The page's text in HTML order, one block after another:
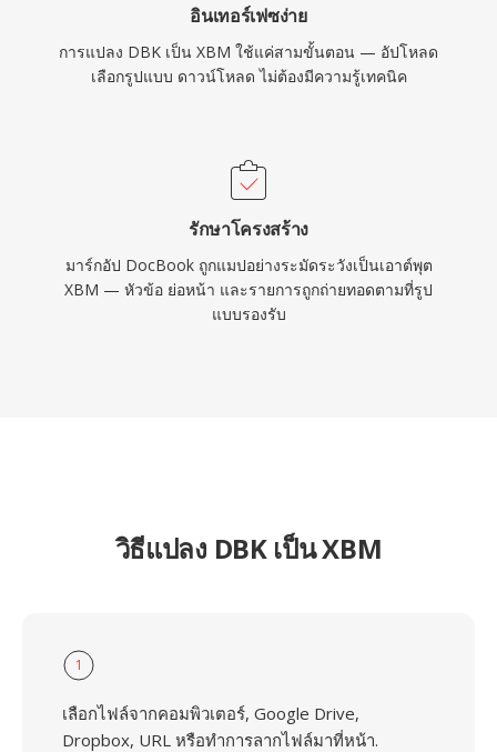
อินเทอร์เฟซง่าย
การแปลง DBK เป็น XBM ใช้แค่สามขั้นตอน — อัปโหลด
เลือกรูปแบบ ดาวน์โหลด ไม่ต้องมีความรู้เทคนิค
รักษาโครงสร้าง
มาร์กอัป DocBook ถูกแมปอย่างระมัดระวังเป็นเอาต์พุต
XBM — หัวข้อ ย่อหน้า และรายการถูกถ่ายทอดตามที่รูป
แบบรองรับ
วิธีแปลง DBK เป็น XBM
1
เลือกไฟล์จากคอมพิวเตอร์, Google Drive,
Dropbox, URL หรือทำการลากไฟล์มาที่หน้า.